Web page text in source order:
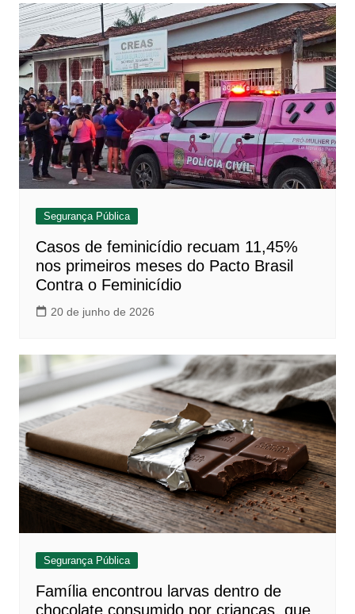
Segurança Pública
Casos de feminicídio recuam 11,45%
nos primeiros meses do Pacto Brasil
Contra o Feminicídio
20 de junho de 2026
Segurança Pública
Família encontrou larvas dentro de
chocolate consumido por crianças, que